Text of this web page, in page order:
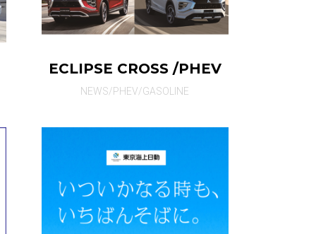
ECLIPSE CROSS /PHEV
NEWS/PHEV/GASOLINE